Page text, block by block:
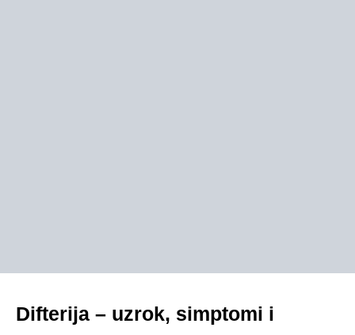
Difterija – uzrok, simptomi i